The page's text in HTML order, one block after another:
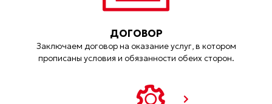
ДОГОВОР
Заключаем договор на оказание услуг, в котором
прописаны условия и обязанности обеих сторон.